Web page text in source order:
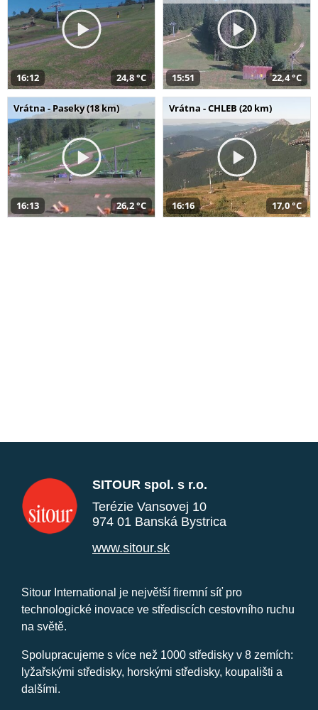
16:12 24,8 °C 15:51 22,4 °C
Vrátna - Paseky (18 km)
16:13 26,2 °C
Vrátna - CHLEB (20 km)
16:16 17,0 °C
SITOUR spol. s r.o.
Terézie Vansovej 10
974 01 Banská Bystrica
www.sitour.sk
Sitour International je největší firemní síť pro
technologické inovace ve střediscích cestovního ruchu
na světě.
Spolupracujeme s více než 1000 středisky v 8 zemích:
lyžařskými středisky, horskými středisky, koupališti a
dalšími.